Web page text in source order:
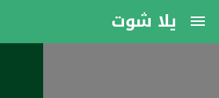
يلا شوت